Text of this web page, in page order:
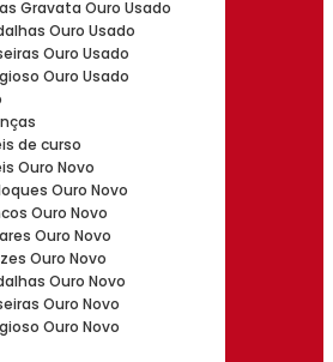
Gravata Ouro Usado
Ouro Usado
Ouro Usado
Ouro Usado
de curso
Ouro Novo
Ouro Novo
Ouro Novo
Ouro Novo
Ouro Novo
Ouro Novo
Ouro Novo
Ouro Novo